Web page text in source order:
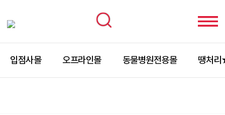
입점사몰 오프라인몰 동물병원전용몰 땡처